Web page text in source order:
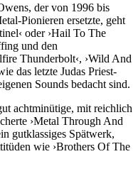
der von 1996 bis
Pionieren ersetzte, geht
oder ›Hail To The
und den
Thunderbolt‹, ›Wild And
das letzte Judas Priest-
Sounds bedacht sind.
achtminütige, mit reichlich
›Metal Through And
gutklassiges Spätwerk,
wie ›Brothers Of The